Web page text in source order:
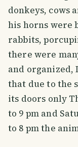
donkeys, cows
his horns were
rabbits,
there were
and organized,
that due to the
its doors only
to 9 pm and
to 8 pm the